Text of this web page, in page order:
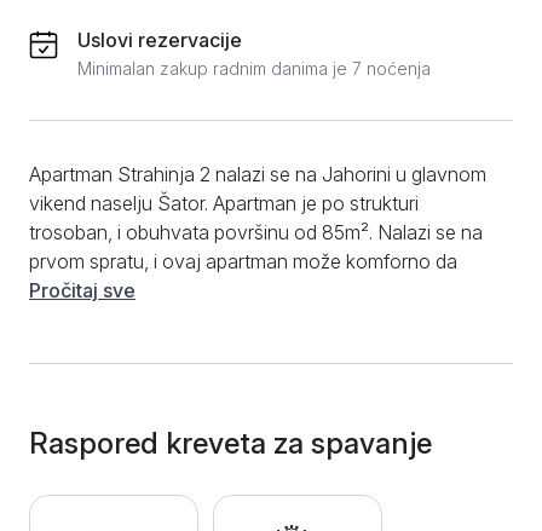
Uslovi rezervacije
Minimalan zakup radnim danima je 7 noćenja
Apartman Strahinja 2 nalazi se na Jahorini u glavnom
vikend naselju Šator. Apartman je po strukturi
trosoban, i obuhvata površinu od 85m². Nalazi se na
prvom spratu, i ovaj apartman može komforno da
ugosti 8 osoba. Dnevna soba poseduje dva kauča
odvojenu spavaću sobu u kojoj se nalazi udoban
francuski ležaj kao i jedan krevet za jednu osobu.
Kupatilo je opremljeno tuš kabinom a gostima su na
raspolaganju sva potrebna kozmetika, čisti peškiri
Pročitaj sve
Raspored kreveta za spavanje